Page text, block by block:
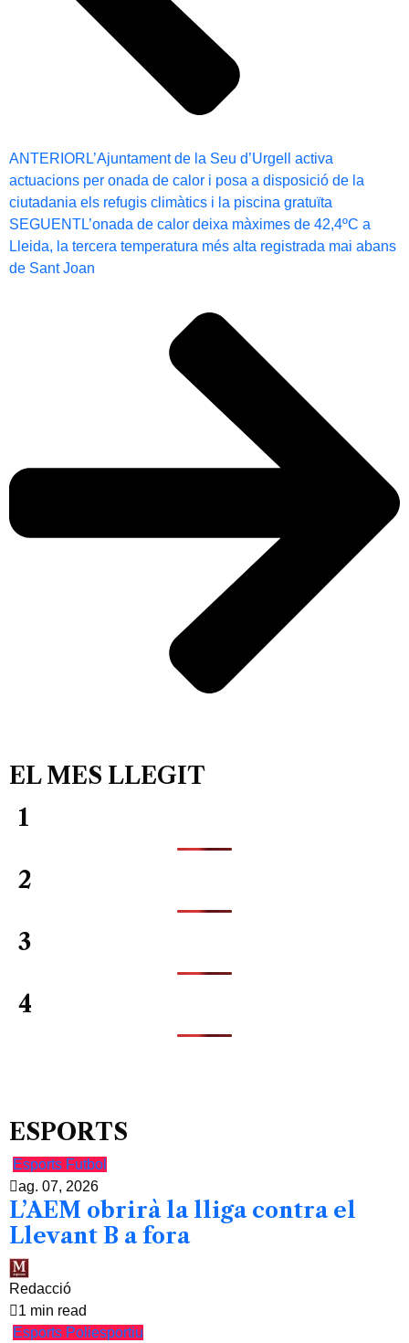
ANTERIOR L’Ajuntament de la Seu d’Urgell activa
actuacions per onada de calor i posa a disposició de la
ciutadania els refugis climàtics i la piscina gratuïta
SEGUENTL’onada de calor deixa màximes de 42,4ºC a
Lleida, la tercera temperatura més alta registrada mai abans
de Sant Joan
EL MES LLEGIT
1
2
3
4
ESPORTS
Esports Futbol
ag. 07, 2026
L’AEM obrirà la lliga contra el
Llevant B a fora
Redacció
1 min read
Esports Poliesportiu